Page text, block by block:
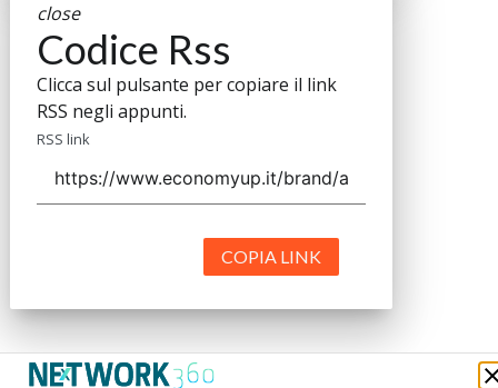
close
Codice Rss
Clicca sul pulsante per copiare il link
RSS negli appunti.
RSS link
COPIA LINK